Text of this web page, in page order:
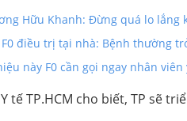
Hữu Khanh: Đừng quá lo lắng
F0 điều trị tại nhà: Bệnh thường
này F0 cần gọi ngay nhân viên
Y tế TP.HCM cho biết, TP sẽ